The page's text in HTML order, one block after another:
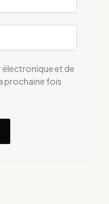
électronique et de
prochaine fois